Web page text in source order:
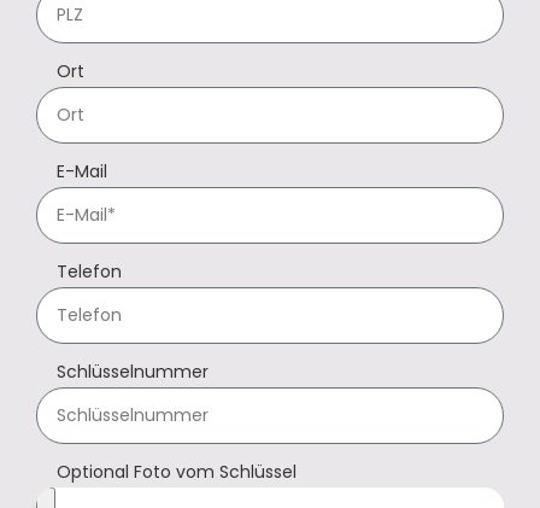
Ort
E-Mail
Telefon
Schlüsselnummer
Optional Foto vom Schlüssel